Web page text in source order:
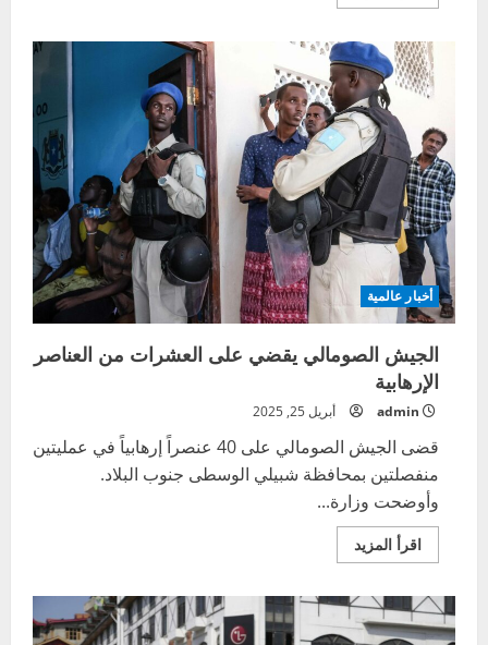
مرتقب
بين
المبعوث
الأميركي
ويتكوف
يلتقي
الإيرانيين
نهاية
الاسبوع
أخبار عالمية
الجيش الصومالي يقضي على العشرات من العناصر
الإرهابية
admin أبريل 25, 2025
قضى الجيش الصومالي على 40 عنصراً إرهابياً في عمليتين
منفصلتين بمحافظة شبيلي الوسطى جنوب البلاد.
وأوضحت وزارة...
اقرأ المزيد
المزيد
الصومالي
يقضي
على